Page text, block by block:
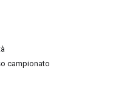
campionato